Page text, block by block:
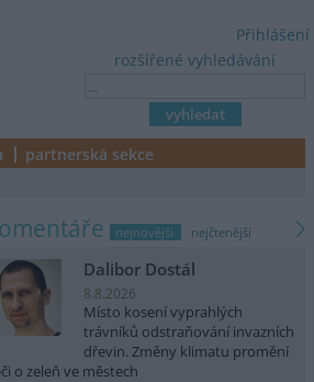
rozšířené vyhledávání
Přihlášení
partnerská sekce
nejnovější nejčtenější
Dalibor Dostál
8.8.2026
Místo kosení vyprahlých
trávníků odstraňování invazních
dřevin. Změny klimatu promění
o zeleň ve městech